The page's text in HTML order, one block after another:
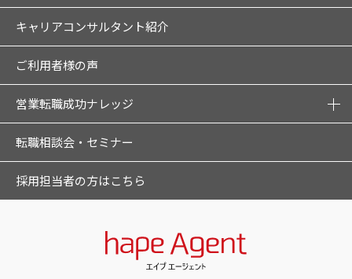
キャリアコンサルタント紹介
ご利用者様の声
営業転職成功ナレッジ
転職相談会・セミナー
採用担当者の方はこちら